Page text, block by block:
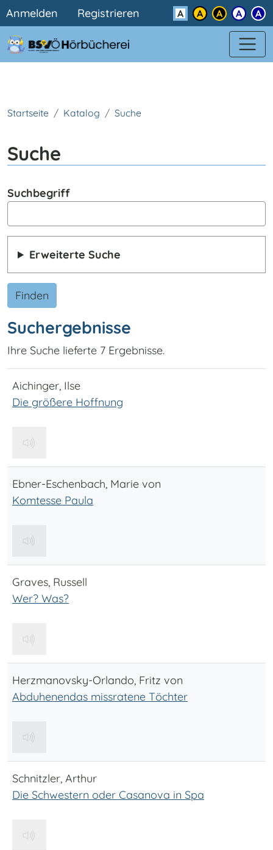
Direkt zum Inhalt
Benutzermenü
Anmelden Registrieren Kontrast
Startseite Katalog Suche
Suche
Suchbegriff
Erweiterte Suche
Finden
Suchergebnisse
Ihre Suche lieferte 7 Ergebnisse.
Aichinger, Ilse
Die größere Hoffnung
Ebner-Eschenbach, Marie von
Komtesse Paula
Graves, Russell
Wer? Was?
Herzmanovsky-Orlando, Fritz von
Abduhenendas missratene Töchter
Schnitzler, Arthur
Die Schwestern oder Casanova in Spa